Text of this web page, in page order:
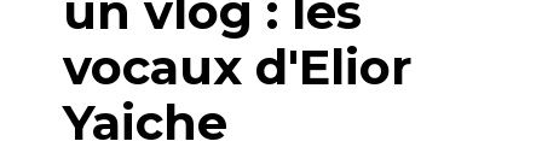
vocaux d'Elior
Yaiche